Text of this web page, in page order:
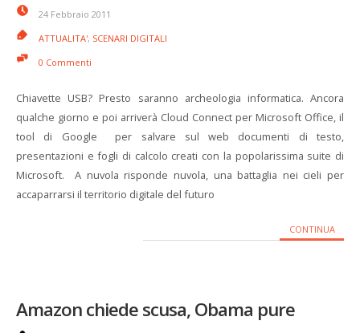
24 Febbraio 2011
ATTUALITA', SCENARI DIGITALI
0 Commenti
Chiavette USB? Presto saranno archeologia informatica. Ancora
qualche giorno e poi arriverà Cloud Connect per Microsoft Office, il
tool di Google per salvare sul web documenti di testo,
presentazioni e fogli di calcolo creati con la popolarissima suite di
Microsoft. A nuvola risponde nuvola, una battaglia nei cieli per
accaparrarsi il territorio digitale del futuro
CONTINUA
Amazon chiede scusa, Obama pure